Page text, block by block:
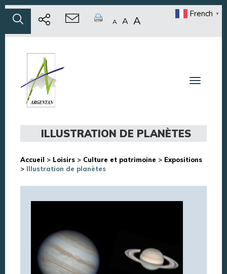
A A A
French ▼
Toggle
ILLUSTRATION DE PLANÈTES
Accueil > Loisirs > Culture et patrimoine > Expositions
> Illustration de planètes